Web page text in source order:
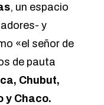
, un espacio
y
«el señor de
de pauta
Chubut,
y Chaco.